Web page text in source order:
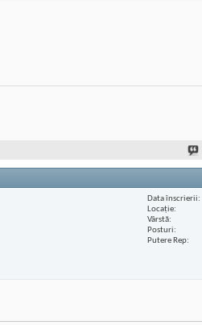
Data înscrierii
Locaţie
Vârstă
Posturi
Putere Rep